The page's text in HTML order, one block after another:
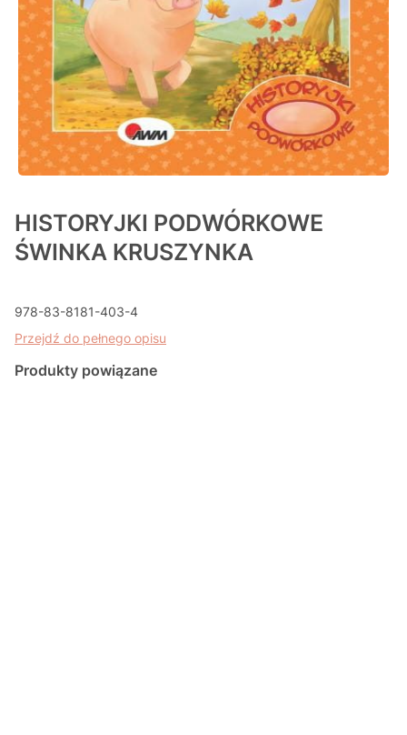
HISTORYJKI PODWÓRKOWE
ŚWINKA KRUSZYNKA
978-83-8181-403-4
Przejdź do pełnego opisu
Produkty powiązane